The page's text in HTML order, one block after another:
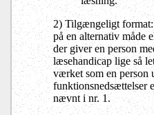
2) Tilgængeligt
på en alternativ måde
der giver en person
læsehandicap lige så
værket som en person
funktionsnedsættelser
nævnt i nr. 1.